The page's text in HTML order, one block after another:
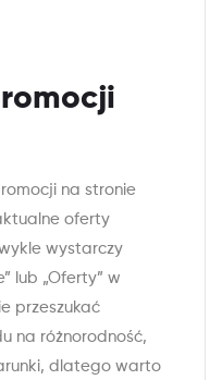
na stronie
oferty
wystarczy
lub „Oferty” w
przeszukać
na różnorodność,
dlatego warto